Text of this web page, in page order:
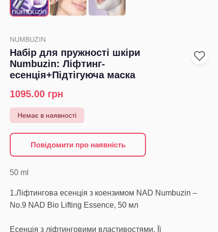
NUMBUZIN
Набір для пружності шкіри
Numbuzin: Ліфтинг-
есенція+Підтігуюча маска
1095.00 грн
Немає в наявності
Повідомити про наявність
50 ml
1.Ліфтингова есенція з коензимом NAD Numbuzin –
No.9 NAD Bio Lifting Essence, 50 мл
Есенція з ліфтинговими властивостями. Її